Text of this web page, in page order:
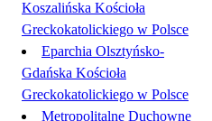
Koszalińska Kościoła
Greckokatolickiego w Polsce
Eparchia Olsztyńsko-
Gdańska Kościoła
Greckokatolickiego w Polsce
Metropolitalne Duchowne